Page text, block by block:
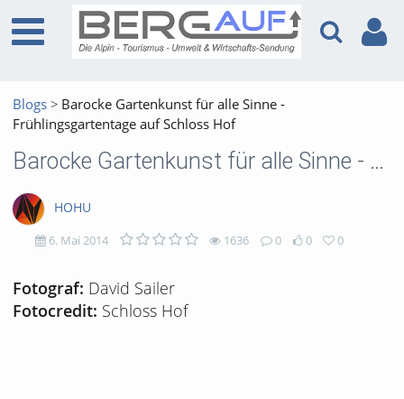
Blogs
Barocke Gartenkunst für alle Sinne -
Frühlingsgartentage auf Schloss Hof
Barocke Gartenkunst für alle Sinne - Frühlingsgartentage auf Schloss Hof
HOHU
6. Mai 2014 1636
1636
views
0
Kommentare
0
likes
0
favorites
Fotograf: David Sailer
Fotocredit: Schloss Hof